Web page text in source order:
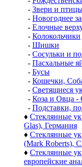
- Звери и
- Новогоднее
- Елочные
- Колокольчики
- Шишки
- Сосульки и
- Пасхальные
- Бусы
- Кошечки,
- Светящиеся
- Коза и Овца -
- Подставки,
♦ Стеклянные
Glas), Германия
♦ Стеклянные
(Mark Roberts),
♦ Стеклянные
европейские